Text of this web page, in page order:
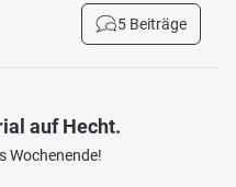
5 Beiträge
auf Hecht.
Wochenende!